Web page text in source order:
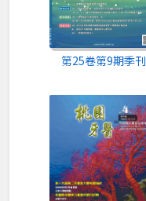
第25卷第9期季刊